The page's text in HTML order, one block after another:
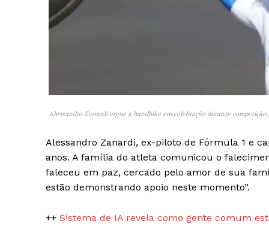
SAIBA
Alessandro Zanardi ergue a handbike em celebração durante
Alessandro Zanardi, ex-piloto de Fórmula 1 e
anos. A família do atleta comunicou o
faleceu em paz, cercado pelo amor de sua
estão demonstrando apoio neste momento”.
++ Sistema de IA revela como gente comum